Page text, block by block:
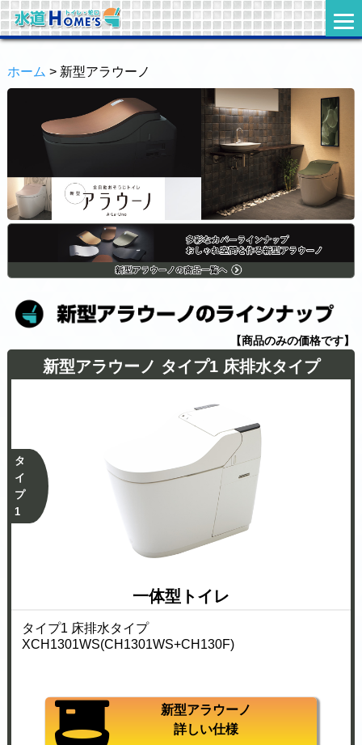
ホーム > 新型アラウーノ
【商品のみの価格です】
タ
イ
プ
1
新型アラウーノ タイプ1 床排水タイプ
一体型トイレ
タイプ1 床排水タイプ
XCH1301WS(CH1301WS+CH130F)
新型アラウーノ
詳しい仕様